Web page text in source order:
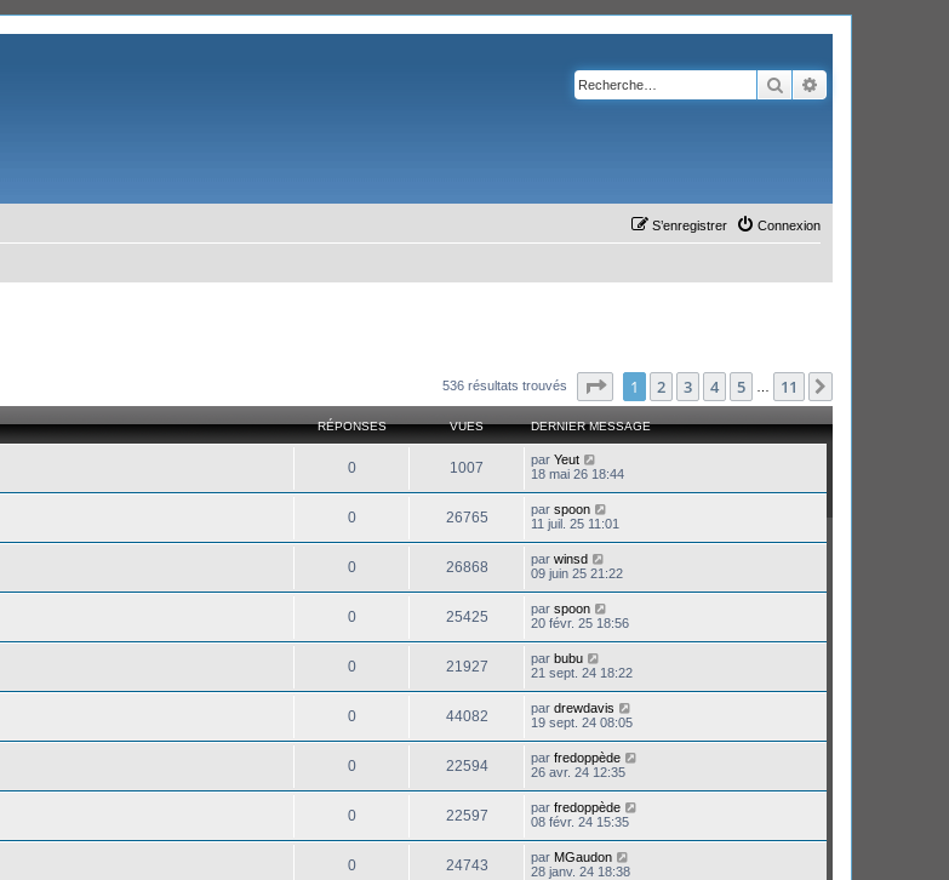
Rechercher
Connexion
S’enregistrer
536 résultats trouvés Page sur11
1 2 3 4 5 11
RÉPONSES VUES DERNIER MESSAGE
0 1007 par Yeut
18 mai 26 18:44
0 26765 par spoon
11 juil. 25 11:01
0 26868 par winsd
09 juin 25 21:22
0 25425 par spoon
20 févr. 25 18:56
0 21927 par bubu
21 sept. 24 18:22
0 44082 par drewdavis
19 sept. 24 08:05
0 22594 par fredoppède
26 avr. 24 12:35
0 22597 par fredoppède
08 févr. 24 15:35
0 24743 par MGaudon
28 janv. 24 18:38